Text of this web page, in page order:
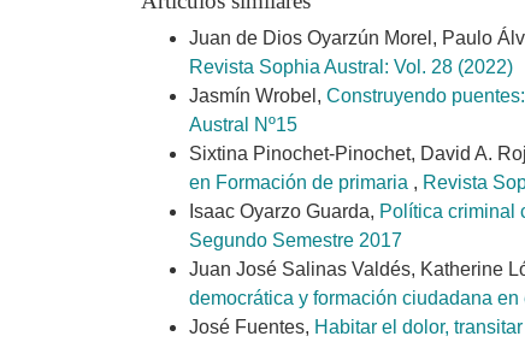
Juan de Dios Oyarzún Morel, Paulo
Revista Sophia Austral: Vol. 28 (2022)
Jasmín Wrobel, Construyendo
Austral Nº15
Sixtina Pinochet-Pinochet, David A.
en Formación de primaria , Revista
Isaac Oyarzo Guarda, Política criminal
Segundo Semestre 2017
Juan José Salinas Valdés, Katherine
democrática y formación ciudadana
José Fuentes, Habitar el dolor,